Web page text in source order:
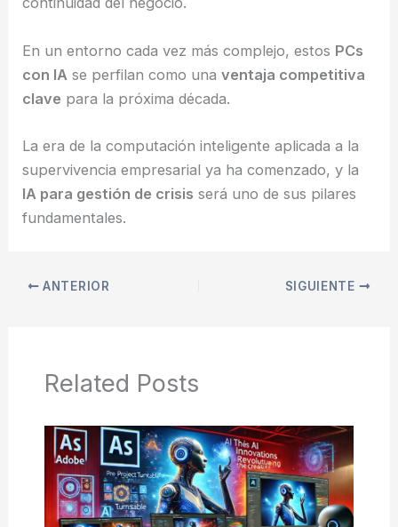
En un entorno cada vez más complejo, estos PCs
con IA se perfilan como unaventaja competitiva
clave para la próxima década.
La era de la computación inteligente aplicada a la
supervivencia empresarial ya ha comenzado, y la
IA para gestión de crisis será uno de sus pilares
fundamentales.
ANTERIOR SIGUIENTE
Related Posts